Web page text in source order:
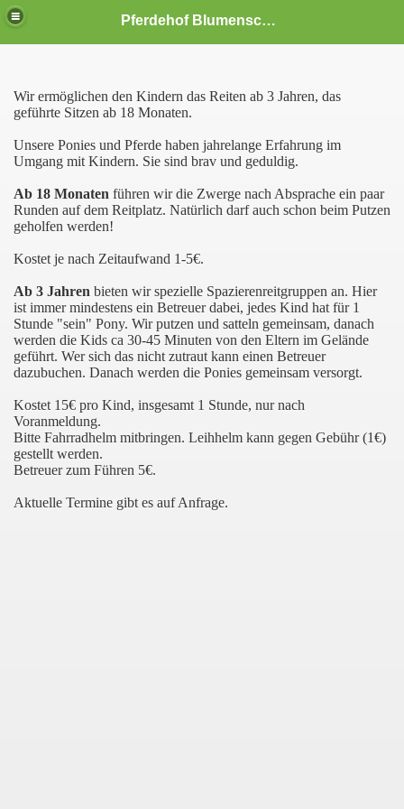
Pferdehof Blumenscheid
Wir ermöglichen den Kindern das Reiten ab 3 Jahren, das
geführte Sitzen ab 18 Monaten.
Unsere Ponies und Pferde haben jahrelange Erfahrung im
Umgang mit Kindern. Sie sind brav und geduldig.
Ab 18 Monaten führen wir die Zwerge nach Absprache ein paar
Runden auf dem Reitplatz. Natürlich darf auch schon beim Putzen
geholfen werden!
Kostet je nach Zeitaufwand 1-5€.
Ab 3 Jahren bieten wir spezielle Spazierenreitgruppen an. Hier
ist immer mindestens ein Betreuer dabei, jedes Kind hat für 1
Stunde "sein" Pony. Wir putzen und satteln gemeinsam, danach
werden die Kids ca 30-45 Minuten von den Eltern im Gelände
geführt. Wer sich das nicht zutraut kann einen Betreuer
dazubuchen. Danach werden die Ponies gemeinsam versorgt.
Kostet 15€ pro Kind, insgesamt 1 Stunde, nur nach
Voranmeldung.
Bitte Fahrradhelm mitbringen. Leihhelm kann gegen Gebühr (1€)
gestellt werden.
Betreuer zum Führen 5€.
Aktuelle Termine gibt es auf Anfrage.